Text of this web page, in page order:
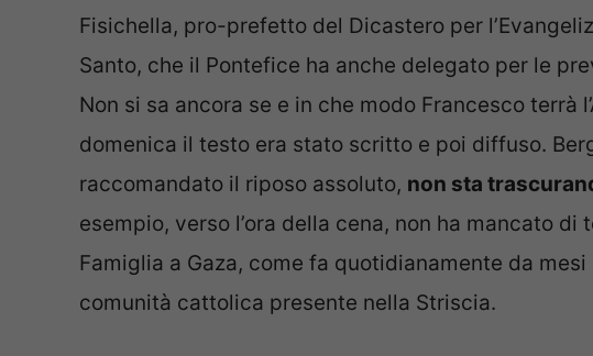
Fisichella, pro-prefetto del Dicastero per
Santo, che il Pontefice ha anche delegato per le
Non si sa ancora se e in che modo Francesco terrà
domenica il testo era stato scritto e poi diffuso.
raccomandato il riposo assoluto, non sta
esempio, verso l’ora della cena, non ha mancato
Famiglia a Gaza, come fa quotidianamente da
comunità cattolica presente nella Striscia.